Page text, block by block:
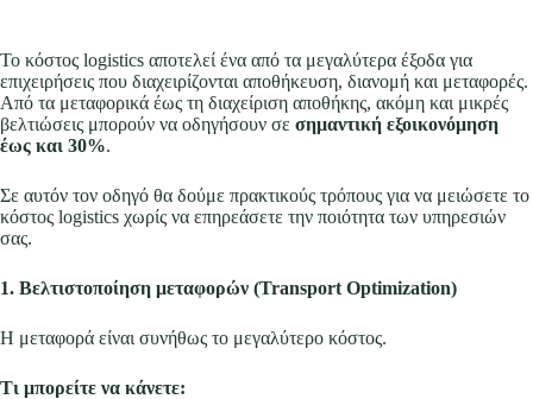
Το κόστος logistics αποτελεί ένα από τα μεγαλύτερα έξοδα για
επιχειρήσεις που διαχειρίζονται αποθήκευση, διανομή και μεταφορές.
Από τα μεταφορικά έως τη διαχείριση αποθήκης, ακόμη και μικρές
βελτιώσεις μπορούν να οδηγήσουν σε σημαντική εξοικονόμηση
έως και 30%.
Σε αυτόν τον οδηγό θα δούμε πρακτικούς τρόπους για να μειώσετε το
κόστος logistics χωρίς να επηρεάσετε την ποιότητα των υπηρεσιών
σας.
1. Βελτιστοποίηση μεταφορών (Transport Optimization)
Η μεταφορά είναι συνήθως το μεγαλύτερο κόστος.
Τι μπορείτε να κάνετε: